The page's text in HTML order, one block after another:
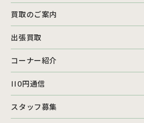
買取のご案内
出張買取
コーナー紹介
110円通信
スタッフ募集